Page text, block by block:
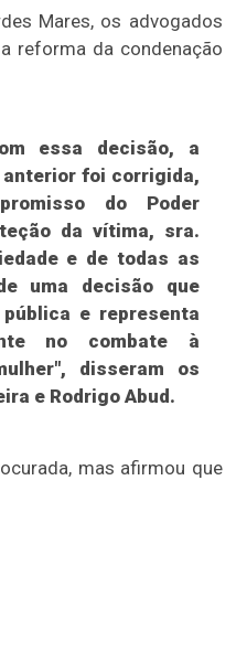
Mares, os advogados
reforma da condenação
essa decisão, a
foi corrigida,
do Poder
da vítima, sra.
e de todas as
uma decisão que
e representa
no combate à
disseram os
e Rodrigo Abud.
mas afirmou que